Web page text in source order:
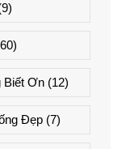
Biết Ơn(12)
Đẹp(7)